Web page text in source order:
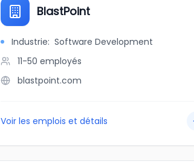
BlastPoint
Industrie: Software Development
11-50 employés
blastpoint.com
Voir les emplois et détails